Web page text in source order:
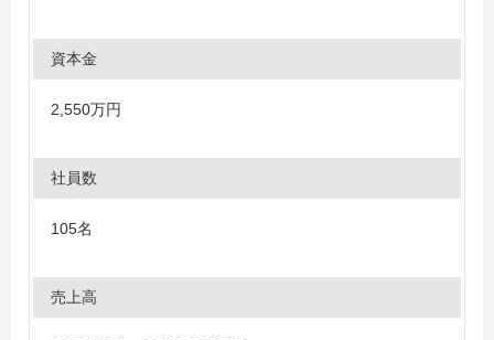
資本金
2,550万円
社員数
105名
売上高